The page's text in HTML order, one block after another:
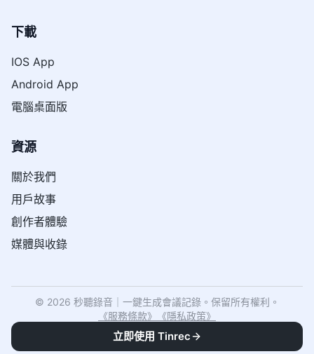
下載
IOS App
Android App
電腦桌面版
資源
關於我們
用戶故事
創作者體驗
媒體與收錄
© 2026 秒聽錄音｜一鍵生成會議記錄。保留所有權利。
《服務條款》 《隱私政策》
立即使用 Tinrec